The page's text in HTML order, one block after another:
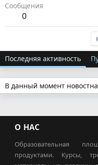
Сообщения
0
Последняя активность
В данный момент
О НАС
Образовательная
продуктами. Курсы,